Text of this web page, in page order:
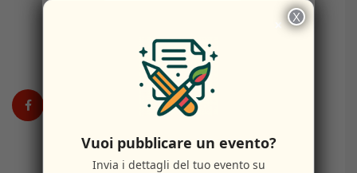
DISCLAIMER
×
Vuoi pubblicare un evento?
Invia i dettagli del tuo evento su
X